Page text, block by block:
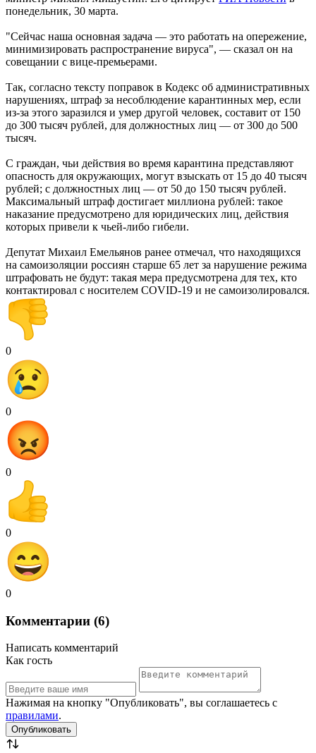
понедельник, 30 марта.
"Сейчас наша основная задача — это работать на опережение,
минимизировать распространение вируса", — сказал он на
совещании с вице-премьерами.
Так, согласно тексту поправок в Кодекс об административных
нарушениях, штраф за несоблюдение карантинных мер, если
из-за этого заразился и умер другой человек, составит от 150
до 300 тысяч рублей, для должностных лиц — от 300 до 500
тысяч.
С граждан, чьи действия во время карантина представляют
опасность для окружающих, могут взыскать от 15 до 40 тысяч
рублей; с должностных лиц — от 50 до 150 тысяч рублей.
Максимальный штраф достигает миллиона рублей: такое
наказание предусмотрено для юридических лиц, действия
которых привели к чьей-либо гибели.
Депутат Михаил Емельянов ранее отмечал, что находящихся
на самоизоляции россиян старше 65 лет за нарушение режима
штрафовать не будут: такая мера предусмотрена для тех, кто
контактировал с носителем COVID-19 и не самоизолировался.
0
0
0
0
0
Комментарии (6)
Написать комментарий
Как гость
Нажимая на кнопку "Опубликовать", вы соглашаетесь с
правилами.